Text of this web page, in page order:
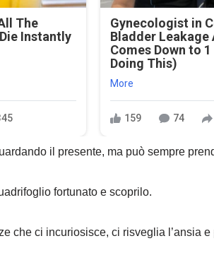
The
Instantly
Gynecologist in
Bladder Leakage
Comes Down to
Doing This)
More
159 74
il presente, ma può sempre
fortunato e scoprilo.
che ci incuriosisce, ci risveglia l’ansia